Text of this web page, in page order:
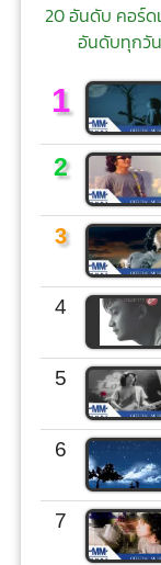
20 อันดับ คอร์ด
อันดับทุกวั
1
2
3
4
5
6
7